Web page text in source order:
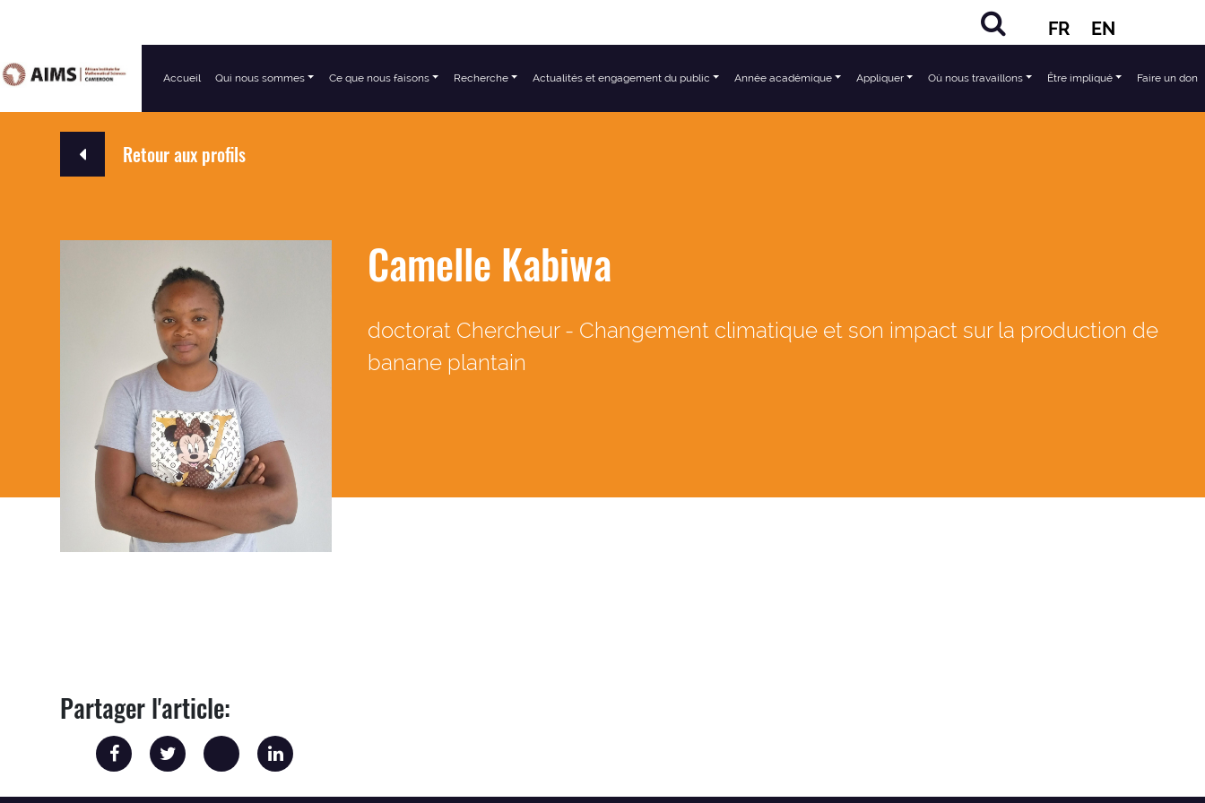
FR EN
Navigation principale
Accueil Qui nous sommes Ce que nous faisons Recherche Actualités et engagement du public Année académique Appliquer Où nous travaillons Être impliqué Faire un don
Retour aux profils
Camelle Kabiwa
doctorat Chercheur - Changement climatique et son impact sur la production de
banane plantain
Partager l'article: